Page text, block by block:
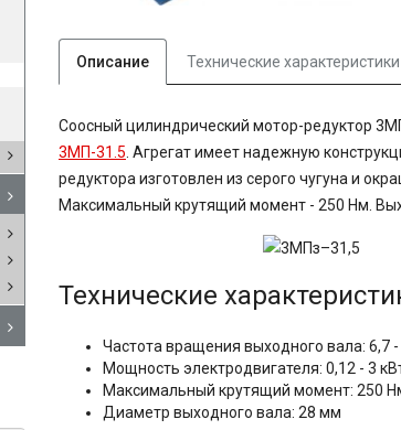
Описание Технические характеристики
Соосный цилиндрический мотор-редуктор
3МП-31.5 . Агрегат имеет надежную
редуктора изготовлен из серого чугуна и
Максимальный крутящий момент - 250 Нм.
Технические
Частота вращения выходного вала: 6,7
Мощность электродвигателя: 0,12 - 3
Максимальный крутящий момент: 250
Диаметр выходного вала: 28 мм